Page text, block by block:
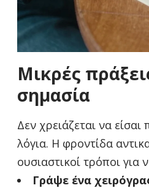
Μικρές
σημασία
Δεν χρειάζεται να
λόγια. Η φροντίδα
ουσιαστικοί τρόποι για
Γράψε ένα